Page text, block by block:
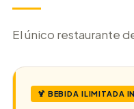
El único restaurante
🍹 BEBIDA ILIMITADA